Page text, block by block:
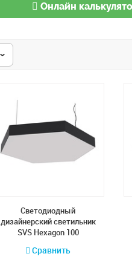
Онлайн
Cветодиодный
дизайнерский светильник
SVS Hexagon 100
Сравнить